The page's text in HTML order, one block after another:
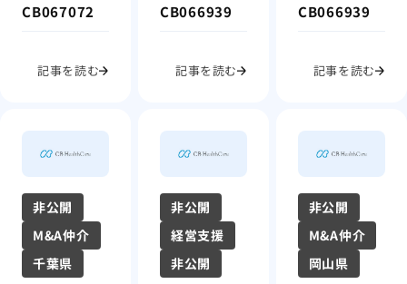
CB067072
記事を読む
CB066939
記事を読む
CB066939
記事を読む
非公開
M&A仲介
千葉県
非公開
経営支援
非公開
非公開
M&A仲介
岡山県